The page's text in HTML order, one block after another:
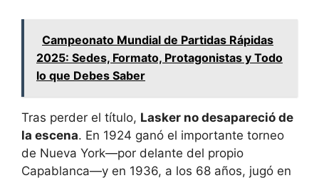
Campeonato Mundial de Partidas Rápidas
2025: Sedes, Formato, Protagonistas y Todo
lo que Debes Saber
Tras perder el título, Lasker no desapareció de
la escena. En 1924 ganó el importante torneo
de Nueva York—por delante del propio
Capablanca—y en 1936, a los 68 años, jugó en